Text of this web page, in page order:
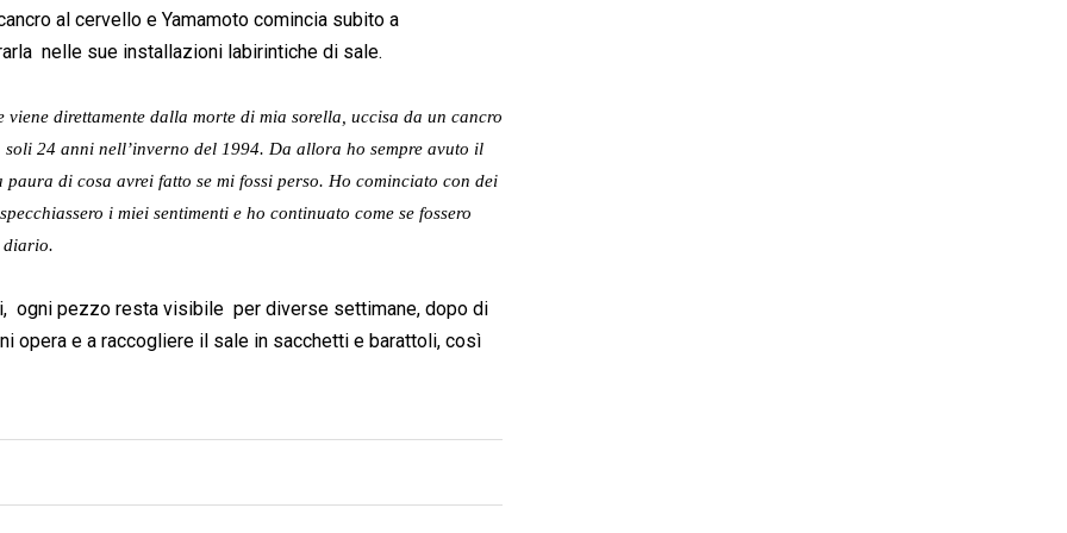
al cervello e Yamamoto comincia subito a
nelle sue installazioni labirintiche di sale.
viene direttamente dalla morte di mia sorella, uccisa da un cancro
24 anni nell’inverno del 1994. Da allora ho sempre avuto il
paura di cosa avrei fatto se mi fossi perso. Ho cominciato con dei
i miei sentimenti e ho continuato come se fossero
diario.
ogni pezzo resta visibile per diverse settimane, dopo di
opera e a raccogliere il sale in sacchetti e barattoli, così